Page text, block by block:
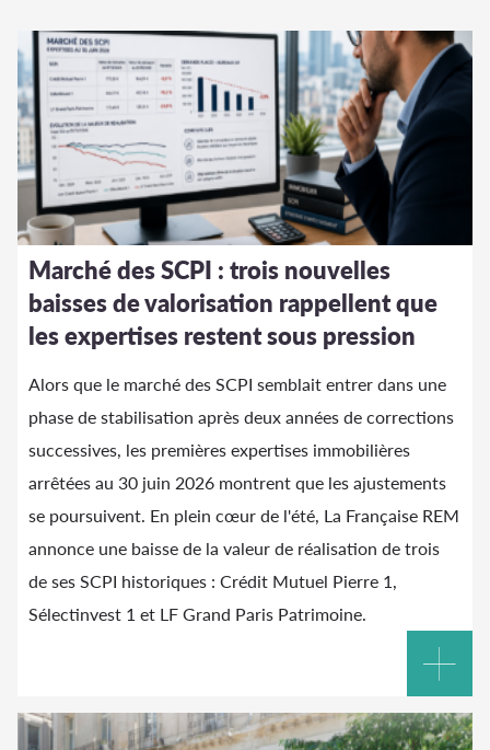
Marché des SCPI : trois nouvelles
baisses de valorisation rappellent que
les expertises restent sous pression
Alors que le marché des SCPI semblait entrer dans une
phase de stabilisation après deux années de corrections
successives, les premières expertises immobilières
arrêtées au 30 juin 2026 montrent que les ajustements
se poursuivent. En plein cœur de l'été, La Française REM
annonce une baisse de la valeur de réalisation de trois
de ses SCPI historiques : Crédit Mutuel Pierre 1,
Sélectinvest 1 et LF Grand Paris Patrimoine.